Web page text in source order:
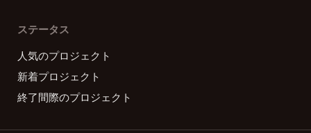
ステータス
人気のプロジェクト
新着プロジェクト
終了間際のプロジェクト